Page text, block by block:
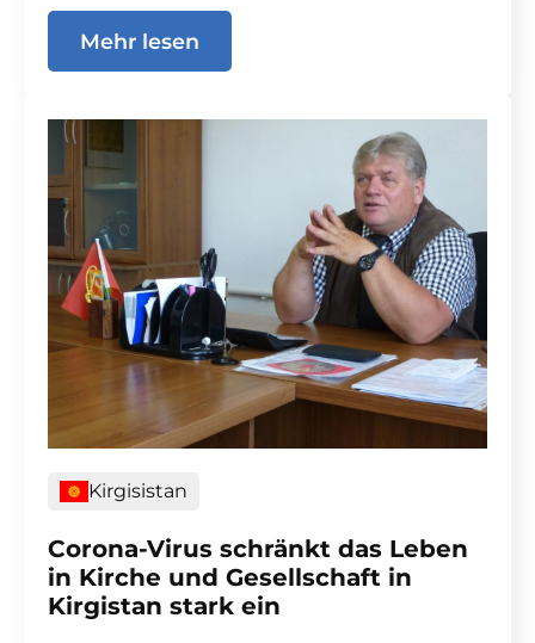
Mehr lesen
Kirgisistan
Corona-Virus schränkt das Leben
in Kirche und Gesellschaft in
Kirgistan stark ein